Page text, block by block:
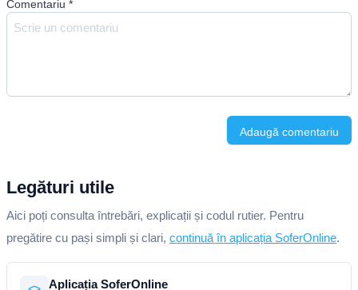
Comentariu *
Adaugă comentariu
Legături utile
Aici poți consulta întrebări, explicații și codul rutier. Pentru
pregătire cu pași simpli și clari, continuă în aplicația SoferOnline.
Aplicația SoferOnline